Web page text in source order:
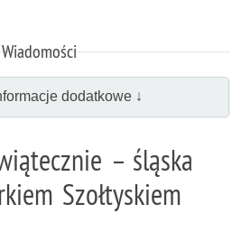
Wiadomości
dodatkowe ↓
– śląska
Szołtyskiem